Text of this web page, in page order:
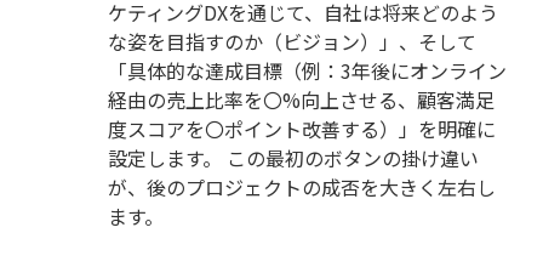
ケティングDXを通じて、自社は将来どのよう
な姿を目指すのか（ビジョン）」、そして
「具体的な達成目標（例：3年後にオンライン
経由の売上比率を〇%向上させる、顧客満足
度スコアを〇ポイント改善する）」を明確に
設定します。 この最初のボタンの掛け違い
が、後のプロジェクトの成否を大きく左右し
ます。